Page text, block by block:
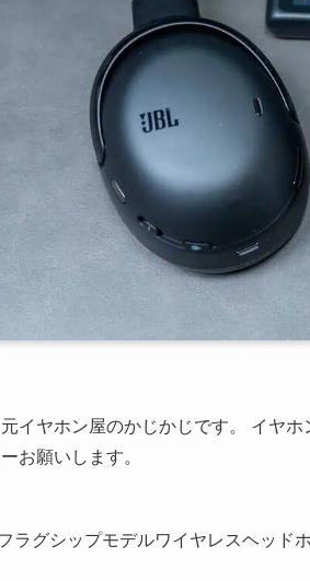
イヤホン屋のかじかじです。 イヤ
お願いします。
ラグシップモデルワイヤレスヘッド